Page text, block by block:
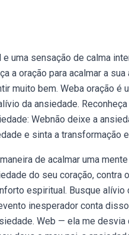
uma sensação de calma
a oração para acalmar a sua
muito bem. Weba oração é
da ansiedade.
Webnão deixe a
e sinta a transformação
de acalmar uma
do seu coração, contra
espiritual. Busque alívio
inesperador conta
Web — ela me desvia